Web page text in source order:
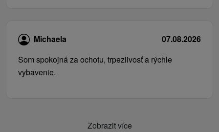
Michaela
07.08.2026
Som spokojná za ochotu, trpezlivosť a rýchle
vybavenie.
Zobrazit více